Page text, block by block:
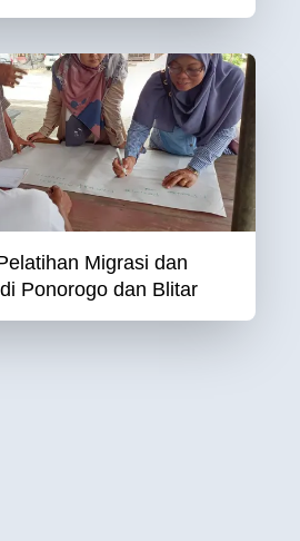
Migrasi dan
Ponorogo dan Blitar